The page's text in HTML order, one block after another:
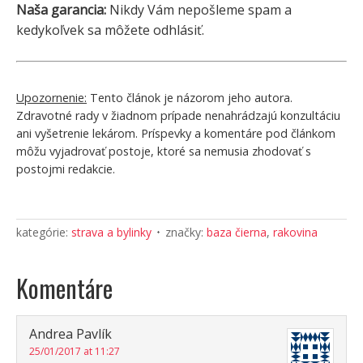
Naša garancia: Nikdy Vám nepošleme spam a
kedykoľvek sa môžete odhlásiť.
Upozornenie: Tento článok je názorom jeho autora.
Zdravotné rady v žiadnom prípade nenahrádzajú konzultáciu
ani vyšetrenie lekárom. Príspevky a komentáre pod článkom
môžu vyjadrovať postoje, ktoré sa nemusia zhodovať s
postojmi redakcie.
kategórie: strava a bylinky značky: baza čierna, rakovina
Komentáre
Andrea Pavlík
25/01/2017 at 11:27